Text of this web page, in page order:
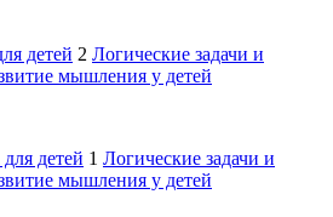
детей 2 Логические задачи и
мышления у детей
детей 1 Логические задачи и
мышления у детей